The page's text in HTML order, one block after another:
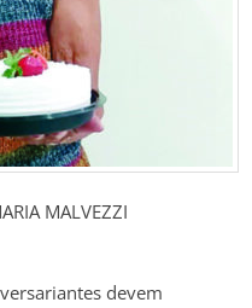
MALVEZZI
devem